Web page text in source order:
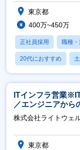
東京都
400万~450万
正社員採用 職種
20代におすすめ
休日120日以上
ITインフラ営業
／エンジニアから
ジ可※【週3～4日
株式会社ライトウェ
東京都